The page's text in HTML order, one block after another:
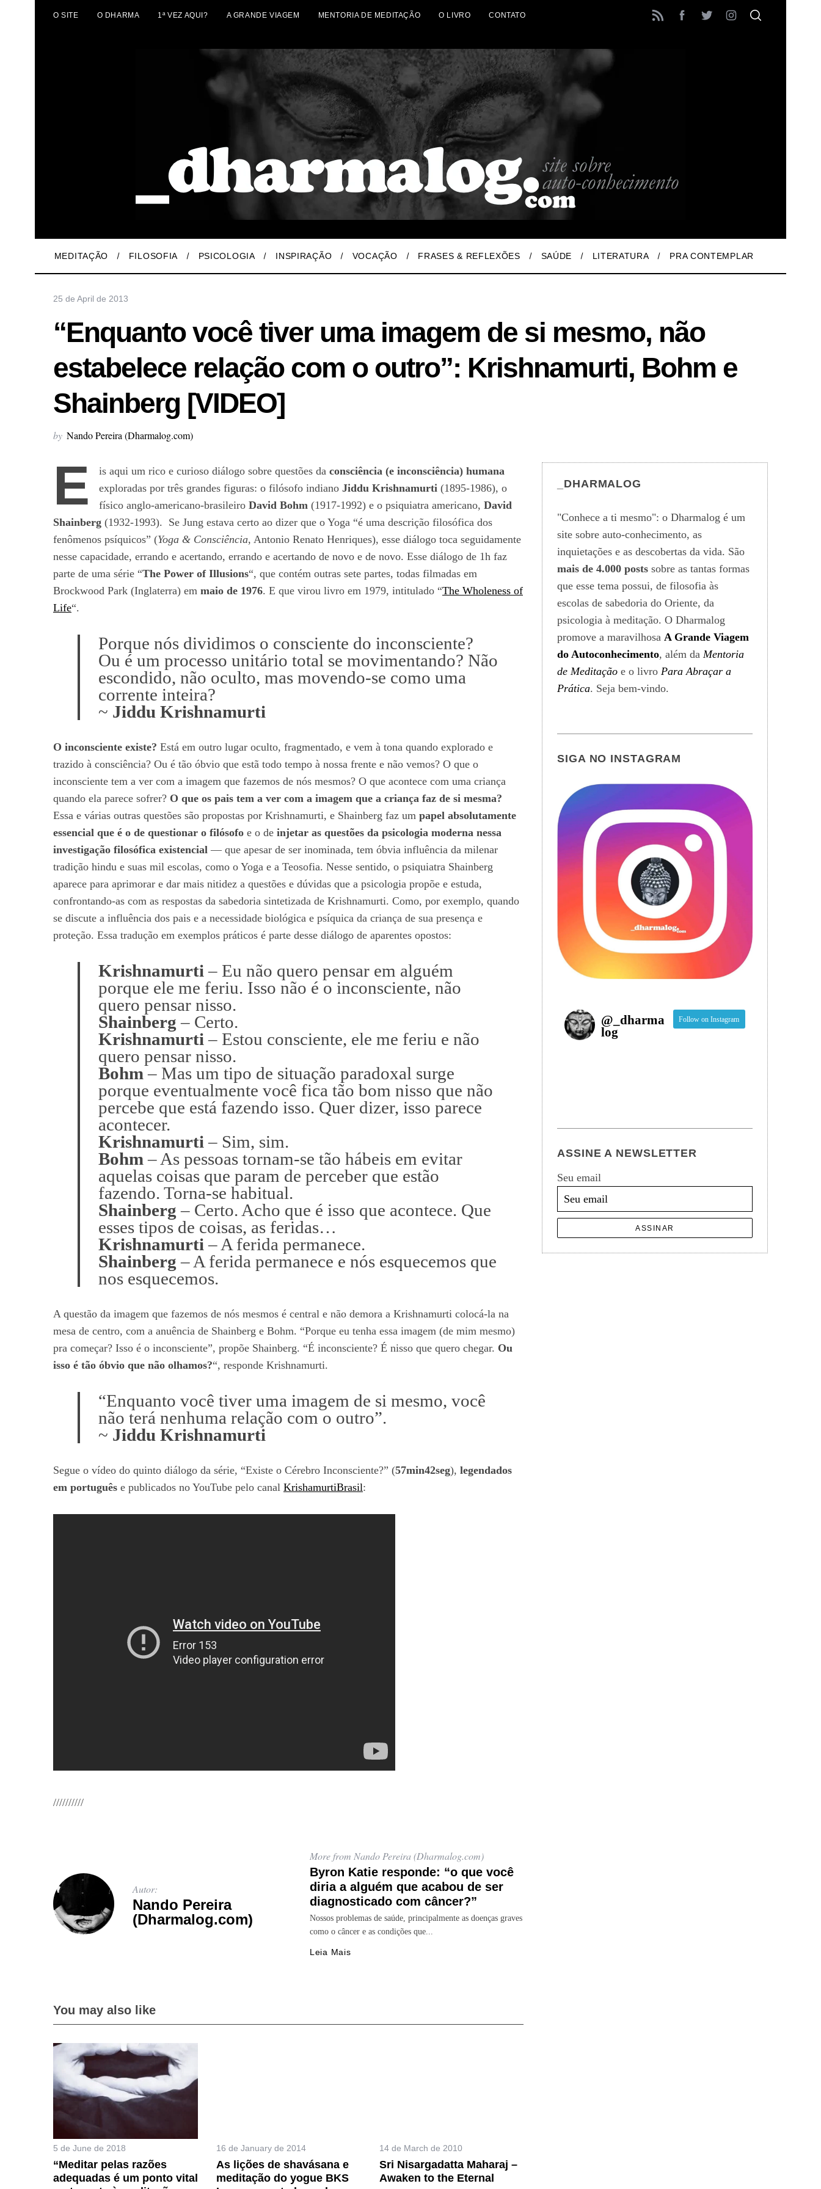
O SITE O DHARMA 1ª VEZ AQUI? A GRANDE VIAGEM MENTORIA DE MEDITAÇÃO O LIVRO CONTATO
MEDITAÇÃO FILOSOFIA PSICOLOGIA INSPIRAÇÃO VOCAÇÃO FRASES & REFLEXÕES SAÚDE LITERATURA PRA CONTEMPLAR
25 de April de 2013
“Enquanto você tiver uma imagem de si mesmo, não
estabelece relação com o outro”: Krishnamurti, Bohm e
Shainberg [VIDEO]
by Nando Pereira (Dharmalog.com)
E is aqui um rico e curioso diálogo sobre questões da consciência (e inconsciência) humana
exploradas por três grandes figuras: o filósofo indiano Jiddu Krishnamurti (1895-1986), o
físico anglo-americano-brasileiro David Bohm (1917-1992) e o psiquiatra americano, David
Shainberg (1932-1993). Se Jung estava certo ao dizer que o Yoga “é uma descrição filosófica dos
fenômenos psíquicos” (Yoga & Consciência, Antonio Renato Henriques), esse diálogo toca seguidamente
nesse capacidade, errando e acertando, errando e acertando de novo e de novo. Esse diálogo de 1h faz
parte de uma série “The Power of Illusions“, que contém outras sete partes, todas filmadas em
Brockwood Park (Inglaterra) em maio de 1976. E que virou livro em 1979, intitulado “The Wholeness of
Life“.
Porque nós dividimos o consciente do inconsciente?
Ou é um processo unitário total se movimentando? Não
escondido, não oculto, mas movendo-se como uma
corrente inteira?
~ Jiddu Krishnamurti
O inconsciente existe? Está em outro lugar oculto, fragmentado, e vem à tona quando explorado e
trazido à consciência? Ou é tão óbvio que estã todo tempo à nossa frente e não vemos? O que o
inconsciente tem a ver com a imagem que fazemos de nós mesmos? O que acontece com uma criança
quando ela parece sofrer? O que os pais tem a ver com a imagem que a criança faz de si mesma?
Essa e várias outras questões são propostas por Krishnamurti, e Shainberg faz um papel absolutamente
essencial que é o de questionar o filósofo e o de injetar as questões da psicologia moderna nessa
investigação filosófica existencial — que apesar de ser inominada, tem óbvia influência da milenar
tradição hindu e suas mil escolas, como o Yoga e a Teosofia. Nesse sentido, o psiquiatra Shainberg
aparece para aprimorar e dar mais nitidez a questões e dúvidas que a psicologia propõe e estuda,
confrontando-as com as respostas da sabedoria sintetizada de Krishnamurti. Como, por exemplo, quando
se discute a influência dos pais e a necessidade biológica e psíquica da criança de sua presença e
proteção. Essa tradução em exemplos práticos é parte desse diálogo de aparentes opostos:
Krishnamurti – Eu não quero pensar em alguém
porque ele me feriu. Isso não é o inconsciente, não
quero pensar nisso.
Shainberg – Certo.
Krishnamurti – Estou consciente, ele me feriu e não
quero pensar nisso.
Bohm – Mas um tipo de situação paradoxal surge
porque eventualmente você fica tão bom nisso que não
percebe que está fazendo isso. Quer dizer, isso parece
acontecer.
Krishnamurti – Sim, sim.
Bohm – As pessoas tornam-se tão hábeis em evitar
aquelas coisas que param de perceber que estão
fazendo. Torna-se habitual.
Shainberg – Certo. Acho que é isso que acontece. Que
esses tipos de coisas, as feridas…
Krishnamurti – A ferida permanece.
Shainberg – A ferida permanece e nós esquecemos que
nos esquecemos.
A questão da imagem que fazemos de nós mesmos é central e não demora a Krishnamurti colocá-la na
mesa de centro, com a anuência de Shainberg e Bohm. “Porque eu tenha essa imagem (de mim mesmo)
pra começar? Isso é o inconsciente”, propõe Shainberg. “É inconsciente? É nisso que quero chegar. Ou
isso é tão óbvio que não olhamos?“, responde Krishnamurti.
“Enquanto você tiver uma imagem de si mesmo, você
não terá nenhuma relação com o outro”.
~ Jiddu Krishnamurti
Segue o vídeo do quinto diálogo da série, “Existe o Cérebro Inconsciente?” (57min42seg), legendados
em português e publicados no YouTube pelo canal KrishamurtiBrasil:
//////////
Autor:
Nando Pereira
(Dharmalog.com)
More from Nando Pereira (Dharmalog.com)
Byron Katie responde: “o que você
diria a alguém que acabou de ser
diagnosticado com câncer?”
Nossos problemas de saúde, principalmente as doenças graves
como o câncer e as condições que...
Leia Mais
You may also like
5 de June de 2018
“Meditar pelas razões
adequadas é um ponto vital
16 de January de 2014
As lições de shavásana e
meditação do yogue BKS
14 de March de 2010
Sri Nisargadatta Maharaj –
Awaken to the Eternal
_DHARMALOG
"Conhece a ti mesmo": o Dharmalog é um
site sobre auto-conhecimento, as
inquietações e as descobertas da vida. São
mais de 4.000 posts sobre as tantas formas
que esse tema possui, de filosofia às
escolas de sabedoria do Oriente, da
psicologia à meditação. O Dharmalog
promove a maravilhosa A Grande Viagem
do Autoconhecimento, além da Mentoria
de Meditação e o livro Para Abraçar a
Prática. Seja bem-vindo.
SIGA NO INSTAGRAM
@ _dharma
log
Follow on Instagram
ASSINE A NEWSLETTER
Seu email
ASSINAR
S
a
r
c
h
f
o
r